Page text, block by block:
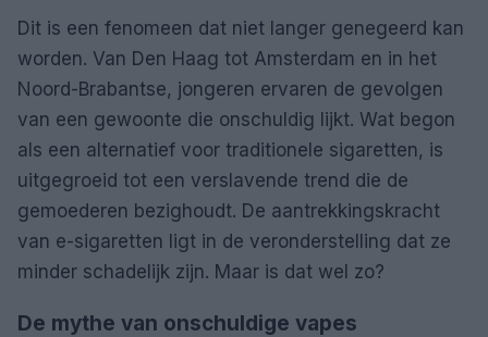
Dit is een fenomeen dat niet langer genegeerd kan
worden. Van Den Haag tot Amsterdam en in het
Noord-Brabantse, jongeren ervaren de gevolgen
van een gewoonte die onschuldig lijkt. Wat begon
als een alternatief voor traditionele sigaretten, is
uitgegroeid tot een verslavende trend die de
gemoederen bezighoudt. De aantrekkingskracht
van e-sigaretten ligt in de veronderstelling dat ze
minder schadelijk zijn. Maar is dat wel zo?
De mythe van onschuldige vapes